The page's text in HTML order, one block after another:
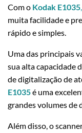
Com o Kodak E1035,
muita facilidade e
rápido e simples.
Uma das principais
sua alta capacidade
de digitalização de
E1035é uma
grandes volumes de
Além disso, o